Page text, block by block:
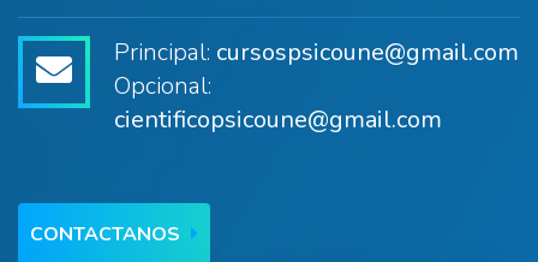
Principal: cursospsicoune@gmail.com
Opcional:
cientificopsicoune@gmail.com
CONTACTANOS